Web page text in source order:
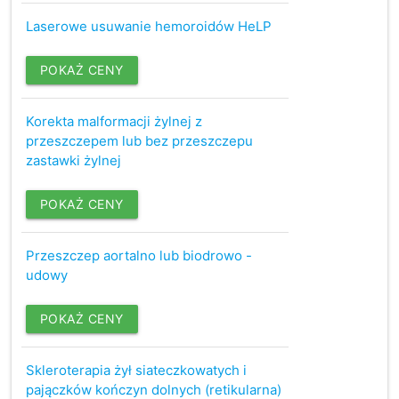
Laserowe usuwanie hemoroidów HeLP
POKAŻ CENY
Korekta malformacji żylnej z
przeszczepem lub bez przeszczepu
zastawki żylnej
POKAŻ CENY
Przeszczep aortalno lub biodrowo -
udowy
POKAŻ CENY
Skleroterapia żył siateczkowatych i
pajączków kończyn dolnych (retikularna)